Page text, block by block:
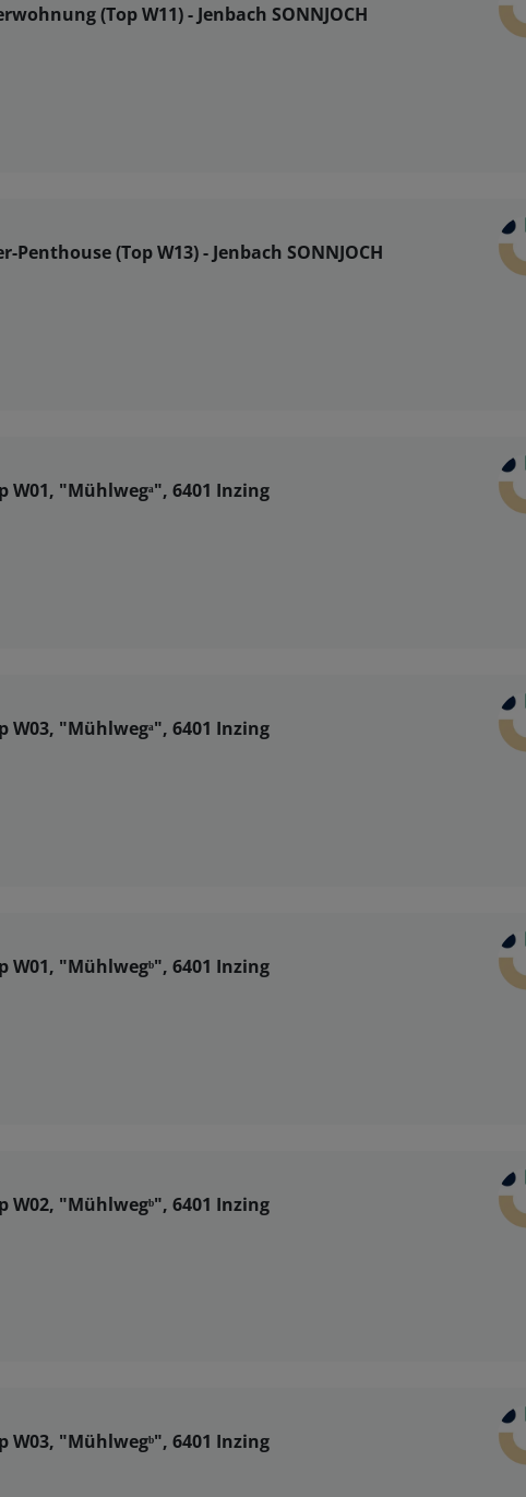
(Top W11) - Jenbach SONNJOCH
(Top W13) - Jenbach SONNJOCH
W01, "Mühlwegᵃ", 6401 Inzing
W03, "Mühlwegᵃ", 6401 Inzing
W01, "Mühlwegᵇ", 6401 Inzing
W02, "Mühlwegᵇ", 6401 Inzing
W03, "Mühlwegᵇ", 6401 Inzing